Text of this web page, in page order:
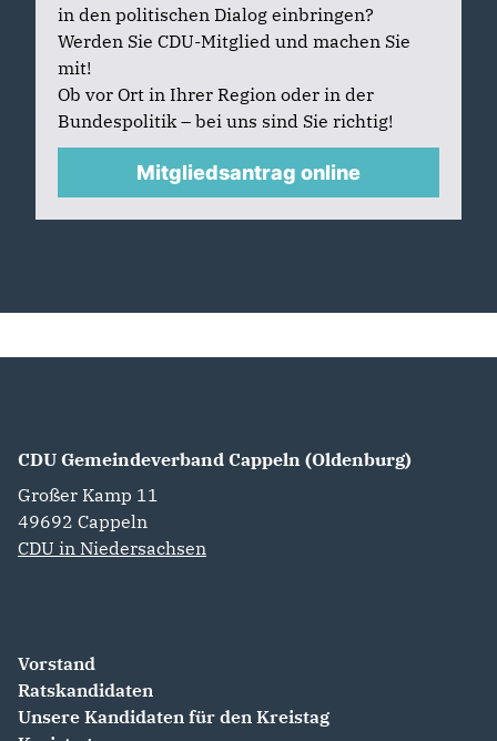
in den politischen Dialog einbringen?
Werden Sie CDU-Mitglied und machen Sie
mit!
Ob vor Ort in Ihrer Region oder in der
Bundespolitik – bei uns sind Sie richtig!
Mitgliedsantrag online
CDU Gemeindeverband Cappeln (Oldenburg)
Großer Kamp 11
49692 Cappeln
CDU in Niedersachsen
Vorstand
Ratskandidaten
Unsere Kandidaten für den Kreistag